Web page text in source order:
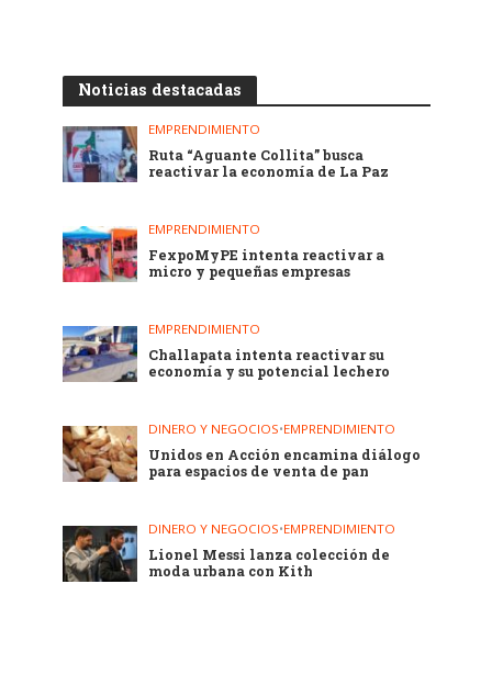
Noticias destacadas
EMPRENDIMIENTO
Ruta “Aguante Collita” busca
reactivar la economía de La Paz
EMPRENDIMIENTO
FexpoMyPE intenta reactivar a
micro y pequeñas empresas
EMPRENDIMIENTO
Challapata intenta reactivar su
economía y su potencial lechero
DINERO Y NEGOCIOS•EMPRENDIMIENTO
Unidos en Acción encamina diálogo
para espacios de venta de pan
DINERO Y NEGOCIOS•EMPRENDIMIENTO
Lionel Messi lanza colección de
moda urbana con Kith